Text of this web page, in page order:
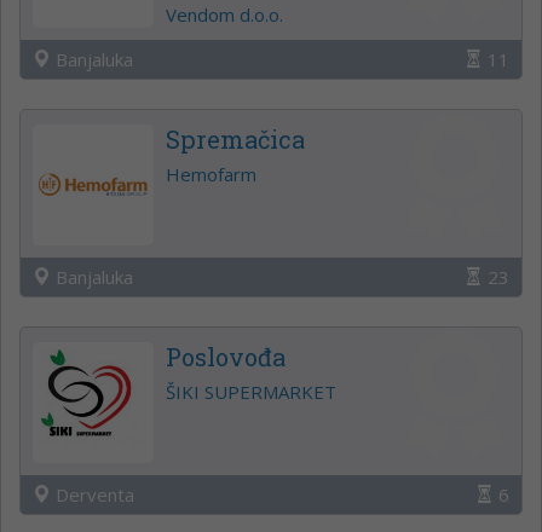
Vendom d.o.o.
Banjaluka
11
Spremačica
Hemofarm
Banjaluka 23
Poslovođa
ŠIKI SUPERMARKET
Derventa 6